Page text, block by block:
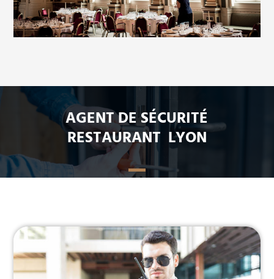
AGENT DE SÉCURITÉ
RESTAURANT LYON